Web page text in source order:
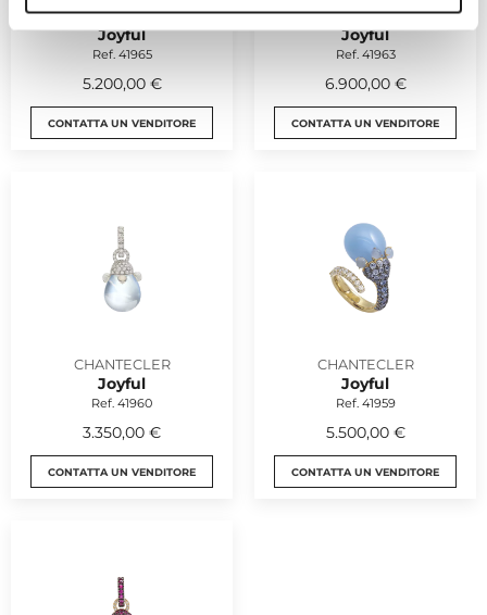
CHANTECLER
Joyful
Ref. 41965
5.200,00 €
CONTATTA UN VENDITORE
CHANTECLER
Joyful
Ref. 41963
6.900,00 €
CONTATTA UN VENDITORE
CHANTECLER
Joyful
Ref. 41960
3.350,00 €
CONTATTA UN VENDITORE
CHANTECLER
Joyful
Ref. 41959
5.500,00 €
CONTATTA UN VENDITORE